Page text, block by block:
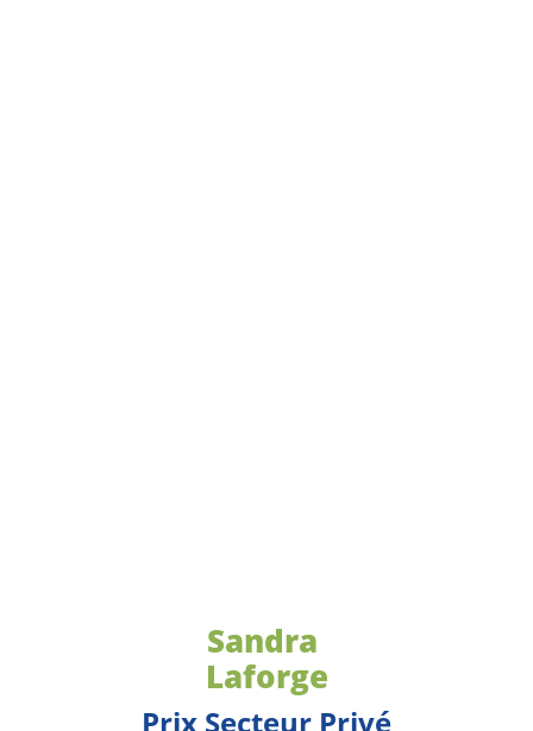
Sandra
Laforge
Prix Secteur Privé